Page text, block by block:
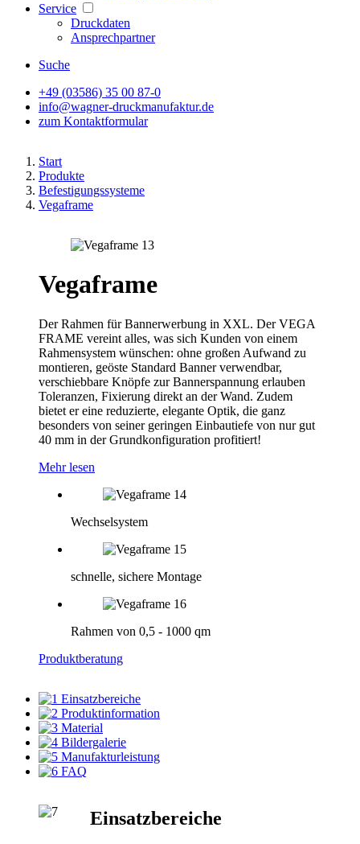
Service
Druckdaten
Ansprechpartner
Suche
+49 (03586) 35 00 87-0
info@wagner-druckmanufaktur.de
zum Kontaktformular
Start
Produkte
Befestigungssysteme
Vegaframe
Vegaframe
Der Rahmen für Bannerwerbung in XXL. Der VEGA
FRAME vereint alles, was sich Kunden von einem
Rahmensystem wünschen: ohne großen Aufwand zu
montieren, geöste Standard Banner verwendbar,
verschiebbare Knöpfe zur Bannerspannung erlauben
Toleranzen, Fixierung direkt an der Wand. Zudem
bietet er eine reduzierte, elegante Optik, die ganz
besonders von seiner geringen Einbautiefe von nur gut
40 mm in der Grundkonfiguration profitiert!
Mehr lesen
Wechselsystem
schnelle, sichere Montage
Rahmen von 0,5 - 1000 qm
Produktberatung
Einsatzbereiche
Produktinformation
Material
Bildergalerie
Manufakturleistung
FAQ
Einsatzbereiche